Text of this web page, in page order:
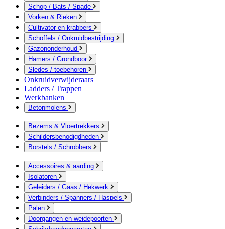
Schop / Bats / Spade
Vorken & Rieken
Cultivator en krabbers
Schoffels / Onkruidbestrijding
Gazononderhoud
Hamers / Grondboor
Sledes / toebehoren
Onkruidverwijderaars
Ladders / Trappen
Werkbanken
Betonmolens
Bezems & Vloertrekkers
Schildersbenodigdheden
Borstels / Schrobbers
Accessoires & aarding
Isolatoren
Geleiders / Gaas / Hekwerk
Verbinders / Spanners / Haspels
Palen
Doorgangen en weidepoorten